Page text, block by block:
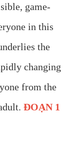
game-
in this
the
changing
from the
ĐOẠN 1